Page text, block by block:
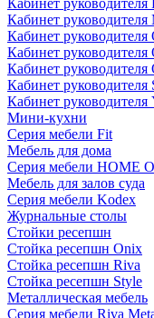
Кабинет руководителя
Кабинет руководителя
Кабинет
Кабинет
Кабинет
Кабинет руководителя
Кабинет руководителя
Мини-кухни
Серия мебели Fit
Мебель для дома
Серия мебели HOME
Мебель для залов суда
Серия мебели Kodex
Журнальные столы
Стойки ресепшн
Стойка ресепшн Onix
Стойка ресепшн Riva
Стойка ресепшн Style
Металлическая мебель
Серия мебели Riva